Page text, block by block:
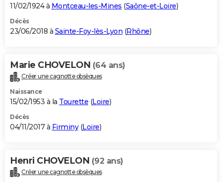
11/02/1924 à Montceau-les-Mines (Saône-et-Loire)
Décès
23/06/2018 à Sainte-Foy-lès-Lyon (Rhône)
Marie CHOVELON (64 ans)
Créer une cagnotte obsèques
Naissance
15/02/1953 à la Tourette (Loire)
Décès
04/11/2017 à Firminy(Loire)
Henri CHOVELON (92 ans)
Créer une cagnotte obsèques